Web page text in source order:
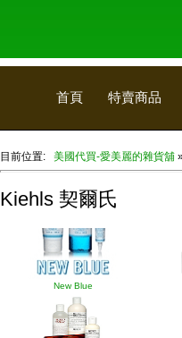
首頁 特賣商品
目前位置: 美國代買-愛美麗的雜貨舖
Kiehls 契爾氏
New Blue